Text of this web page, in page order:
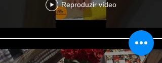
Reproduzir vídeo